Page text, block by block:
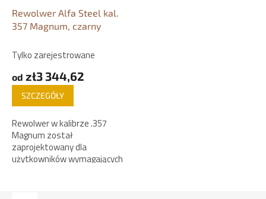
Rewolwer Alfa Steel kal.
357 Magnum, czarny
Tylko zarejestrowane
od zł3 344,62
SZCZEGÓŁY
Rewolwer w kalibrze .357
Magnum został
zaprojektowany dla
użytkowników wymagających